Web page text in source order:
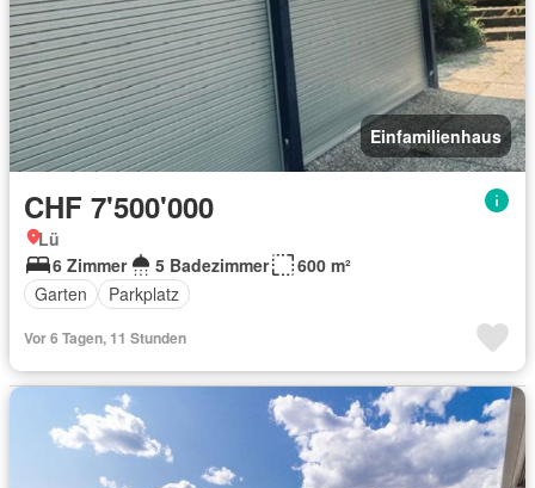
Einfamilienhaus
CHF 7'500'000
Lü
6 Zimmer
5 Badezimmer
600 m²
Garten
Parkplatz
Vor 6 Tagen, 11 Stunden